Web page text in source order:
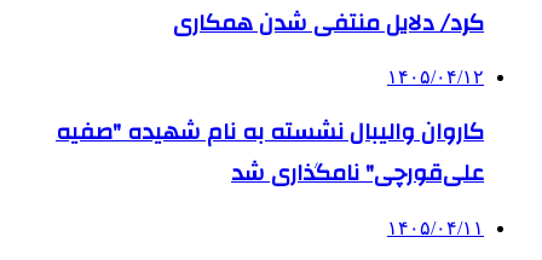
کرد/ دلایل منتفی شدن همکاری
۱۴۰۵/۰۴/۱۲
کاروان والیبال نشسته به نام شهیده "صفیه
علی‌قورچی" نامگذاری شد
۱۴۰۵/۰۴/۱۱